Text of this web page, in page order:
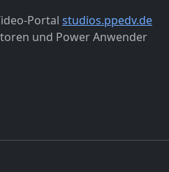
Portal studios.ppedv.de
und Power Anwender